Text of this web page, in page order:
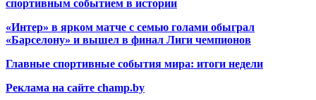
спортивным событием в истории
«Интер» в ярком матче с семью голами обыграл
«Барселону» и вышел в финал Лиги чемпионов
Главные спортивные события мира: итоги недели
Реклама на сайте champ.by